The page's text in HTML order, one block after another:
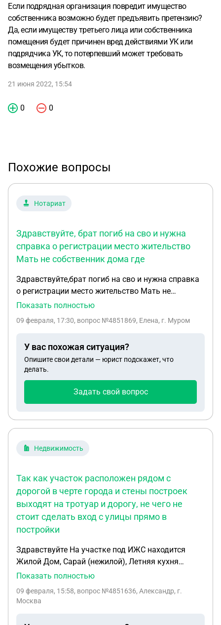
Если подрядная организация повредит имущество
собственника возможно будет предъявить претензию?
Да, если имуществу третьего лица или собственника
помещения будет причинен вред действиями УК или
подрядчика УК, то потерпевший может требовать
возмещения убытков.
21 июня 2022, 15:54
0 0
Похожие вопросы
Нотариат
Здравствуйте, брат погиб на сво и нужна
справка о регистрации место жительство
Мать не собственник дома где
Здравствуйте,брат погиб на сво и нужна справка
о регистрации место жительство Мать не
собственник дома где был прописан,кто
паспорт при утере старого ему прописку
дают,она нам нужно для вступления наследство и
узнать долги в банках и счета в банках,нотариус
может сам сделать запрос о регистрации брата
Показать полностью
09 февраля, 17:30, вопрос №4851869, Елена, г. Муром
У вас похожая ситуация?
Опишите свои детали — юрист подскажет, что
делать.
Задать свой вопрос
Недвижимость
Так как участок расположен рядом с
дорогой в черте города и стены построек
выходят на тротуар и дорогу, не чего не
стоит сделать вход с улицы прямо в
постройки
Здравствуйте На участке под ИЖС находится
Жилой Дом, Сарай (нежилой), Летняя кухня
(нежилая ), могу ли я сделать реконструкцию
коммерческую недвижимость? или самому вести
Показать полностью
09 февраля, 15:58, вопрос №4851636, Александр, г.
Москва